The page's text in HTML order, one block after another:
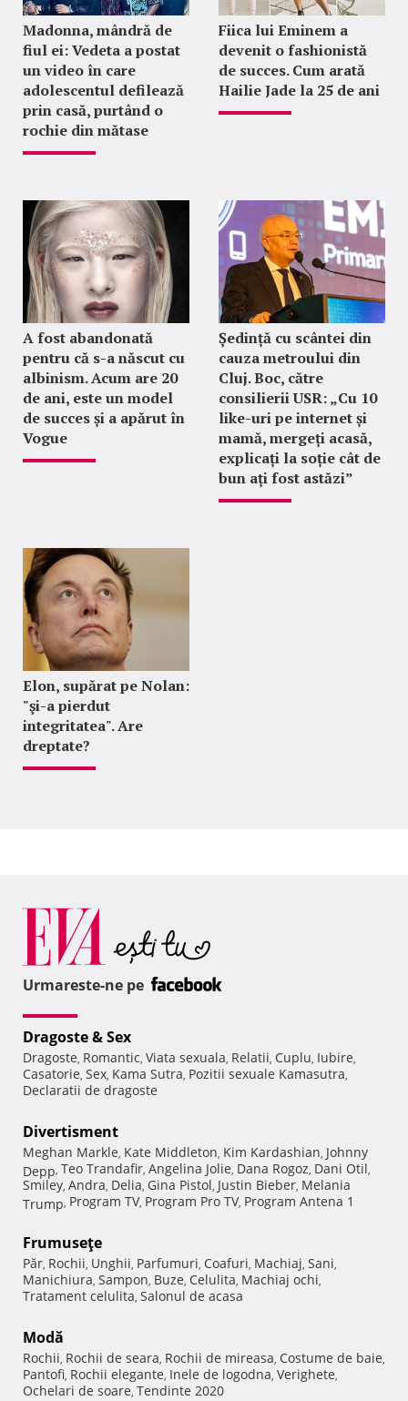
Madonna, mândră de
fiul ei: Vedeta a postat
un video în care
adolescentul defilează
prin casă, purtând o
rochie din mătase
Fiica lui Eminem a
devenit o fashionistă
de succes. Cum arată
Hailie Jade la 25 de ani
A fost abandonată
pentru că s-a născut cu
albinism. Acum are 20
de ani, este un model
de succes și a apărut în
Vogue
Ședință cu scântei din
cauza metroului din
Cluj. Boc, către
consilierii USR: „Cu 10
like-uri pe internet și
mamă, mergeți acasă,
explicați la soție cât de
bun ați fost astăzi”
Elon, supărat pe Nolan:
"şi-a pierdut
integritatea". Are
dreptate?
Urmareste-ne pe
Dragoste & Sex
Dragoste, Romantic, Viata sexuala, Relatii, Cuplu, Iubire,
Casatorie, Sex, Kama Sutra, Pozitii sexuale Kamasutra,
Declaratii de dragoste
Divertisment
Meghan Markle, Kate Middleton, Kim Kardashian, Johnny
Depp, Teo Trandafir, Angelina Jolie, Dana Rogoz, Dani Otil,
Smiley, Andra, Delia, Gina Pistol, Justin Bieber, Melania
Trump, Program TV, Program Pro TV, Program Antena 1
Frumuseţe
Păr, Rochii, Unghii, Parfumuri, Coafuri, Machiaj, Sani,
Manichiura, Sampon, Buze, Celulita, Machiaj ochi,
Tratament celulita, Salonul de acasa
Modă
Rochii, Rochii de seara, Rochii de mireasa, Costume de baie,
Pantofi, Rochii elegante, Inele de logodna, Verighete,
Ochelari de soare, Tendinte 2020